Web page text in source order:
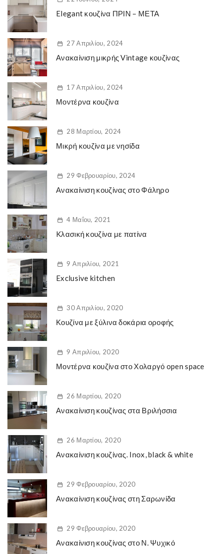
Elegant κουζίνα ΠΡΙΝ – ΜΕΤΑ
27 Απριλίου, 2024
Ανακαίνιση μικρής Vintage κουζίνας
17 Απριλίου, 2024
Μοντέρνα κουζίνα
28 Μαρτίου, 2024
Μικρή κουζίνα με νησίδα
29 Φεβρουαρίου, 2024
Ανακαίνιση κουζίνας στο Φάληρο
4 Μαΐου, 2021
Kλασική κουζίνα με πατίνα
9 Απριλίου, 2021
Exclusive kitchen
30 Απριλίου, 2020
Κουζίνα με ξύλινα δοκάρια οροφής
9 Απριλίου, 2020
Μοντέρνα κουζίνα στο Χολαργό open space
26 Μαρτίου, 2020
Ανακαίνιση κουζίνας στα Βριλήσσια
26 Μαρτίου, 2020
Ανακαίνιση κουζίνας. Inox, black & white
29 Φεβρουαρίου, 2020
Ανακαίνιση κουζίνας στη Σαρωνίδα
29 Φεβρουαρίου, 2020
Ανακαίνιση κουζίνας στο Ν. Ψυχικό